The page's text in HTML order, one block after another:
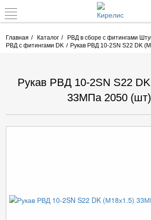
Главная Каталог
РВД в сборе с фитингами
РВД с фитингами DK
Рукав РВД 10-2SN S22 DK
Рукав РВД 10-2SN S22
33МПа 2050 (шт)